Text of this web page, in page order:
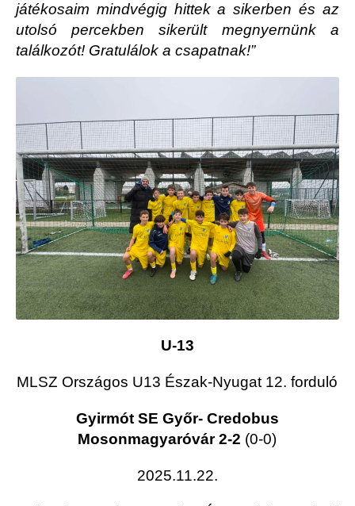
játékosaim mindvégig hittek a sikerben és az
utolsó percekben sikerült megnyernünk a
találkozót! Gratulálok a csapatnak!”
U-13
MLSZ Országos U13 Észak-Nyugat 12. forduló
Gyirmót SE Győr- Credobus
Mosonmagyaróvár 2-2 (0-0)
2025.11.22.